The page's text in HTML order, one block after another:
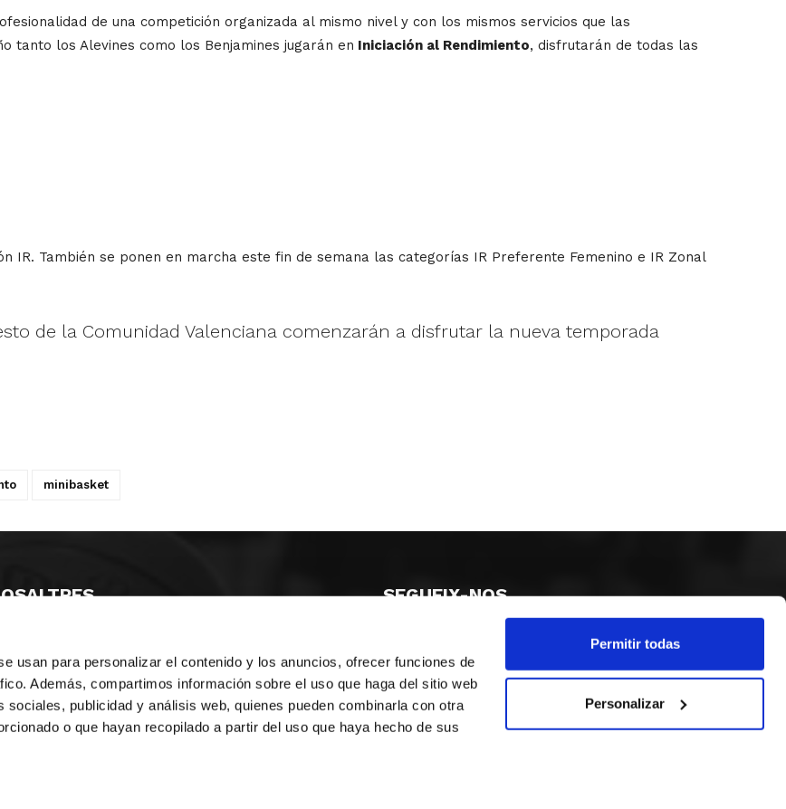
usan para personalizar el contenido y los anuncios, ofrecer funciones de
Además, compartimos información sobre el uso que haga del sitio web
sociales, publicidad y análisis web, quienes pueden combinarla con otra
o que hayan recopilado a partir del uso que haya hecho de sus
Permitir todas
Personalizar
de una competición organizada al mismo nivel y con los mismos servicios que las
tanto los Alevines como los Benjamines jugarán en Iniciación al Rendimiento, disfrutarán de todas las
IR. También se ponen en marcha este fin de semana las categorías IR Preferente Femenino e IR Zonal
de la Comunidad Valenciana comenzarán a disfrutar la nueva temporada
minibasket
DE POBLET 14 1ª 3º
DE MATANZAS 12
SEGUEIX-NOS